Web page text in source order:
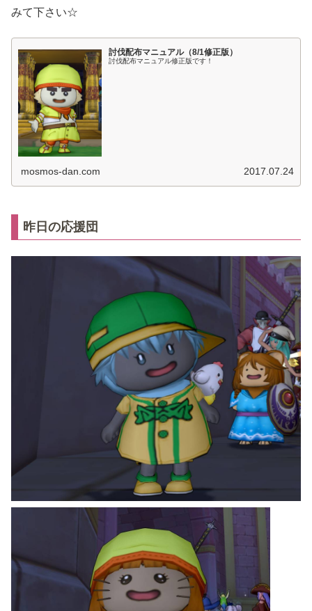
みて下さい☆
討伐配布マニュアル（8/1修正版）
討伐配布マニュアル修正版です！
mosmos-dan.com 2017.07.24
昨日の応援団